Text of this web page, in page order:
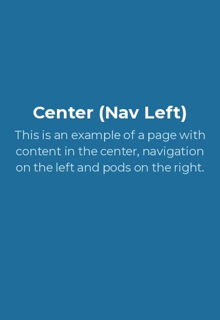
Center (Nav Left)
This is an example of a page with
content in the center, navigation
on the left and pods on the right.